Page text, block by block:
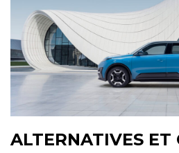
ALTERNATIVES ET